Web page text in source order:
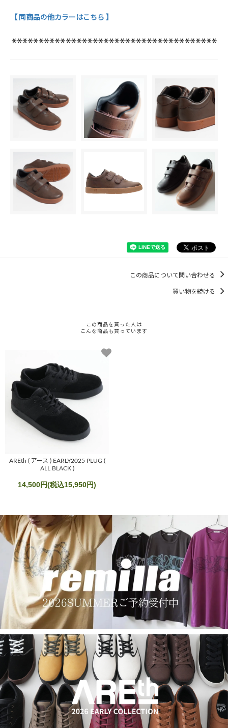
【 同商品の他カラーはこちら 】
この商品について問い合わせる
買い物を続ける
この商品を買った人は
こんな商品も買っています
AREth ( アース ) EARLY2025 PLUG (
ALL BLACK )
14,500円(税込15,950円)